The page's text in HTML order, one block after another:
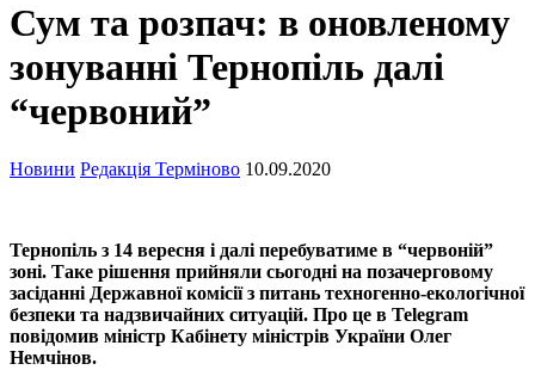
Сум та розпач: в оновленому
зонуванні Тернопіль далі
“червоний”
Новини Редакція Терміново 10.09.2020
Тернопіль з 14 вересня і далі перебуватиме в “червоній”
зоні. Таке рішення прийняли сьогодні на позачерговому
засіданні Державної комісії з питань техногенно-екологічної
безпеки та надзвичайних ситуацій. Про це в Telegram
повідомив міністр Кабінету міністрів України Олег
Немчінов.